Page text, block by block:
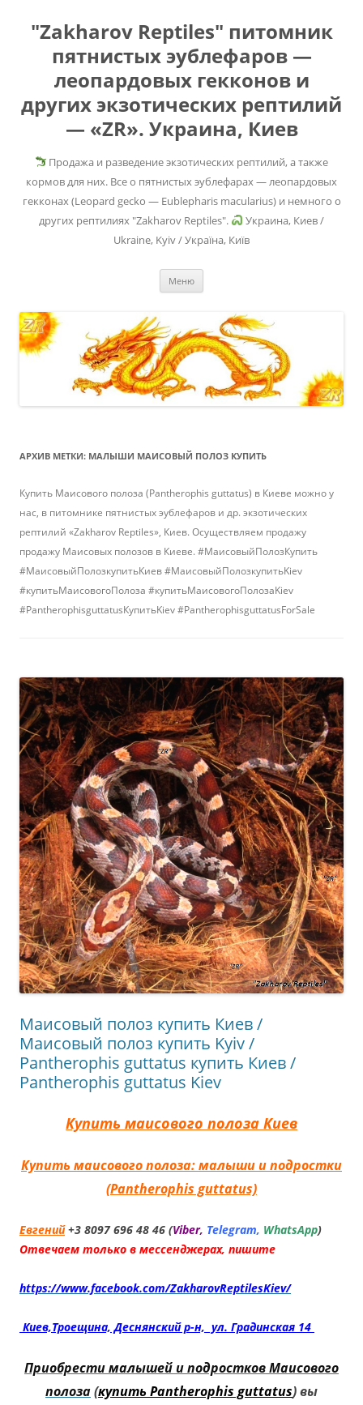
"Zakharov Reptiles" питомник
пятнистых эублефаров —
леопардовых гекконов и
других экзотических рептилий
— «ZR». Украина, Киев
Продажа и разведение экзотических рептилий, а также
кормов для них. Все о пятнистых эублефарах — леопардовых
гекконах (Leopard gecko — Eublepharis macularius) и немного о
других рептилиях "Zakharov Reptiles".
Украина, Киев /
Ukraine, Kyiv / Україна, Київ
Меню
АРХИВ МЕТКИ: МАЛЫШИ МАИСОВЫЙ ПОЛОЗ КУПИТЬ
Купить Маисового полоза (Pantherophis guttatus) в Киеве можно у
нас, в питомнике пятнистых эублефаров и др. экзотических
рептилий «Zakharov Reptiles», Киев. Осуществляем продажу
продажу Маисовых полозов в Киеве. #МаисовыйПолозКупить
#МаисовыйПолозкупитьКиев #МаисовыйПолозкупитьKiev
#купитьМаисовогоПолоза #купитьМаисовогоПолозаKiev
#PantherophisguttatusКупитьKiev #PantherophisguttatusForSale
Маисовый полоз купить Киев /
Маисовый полоз купить Kyiv /
Pantherophis guttatus купить Киев /
Pantherophis guttatus Kiev
Купить маисового полоза Киев
Купить маисового полоза: малыши иподростки
(Pantherophis guttatus)
Евгений +3 8097 696 48 46 (Viber, Telegram, WhatsApp)
Отвечаем только в мессенджерах, пишите
https://www.facebook.com/ZakharovReptilesKiev/
Киев,Троещина, Деснянский р-н, ул. Градинская 14
Приобрести малышей и подростков Маисового
полоза(купить Pantherophis guttatus) вы